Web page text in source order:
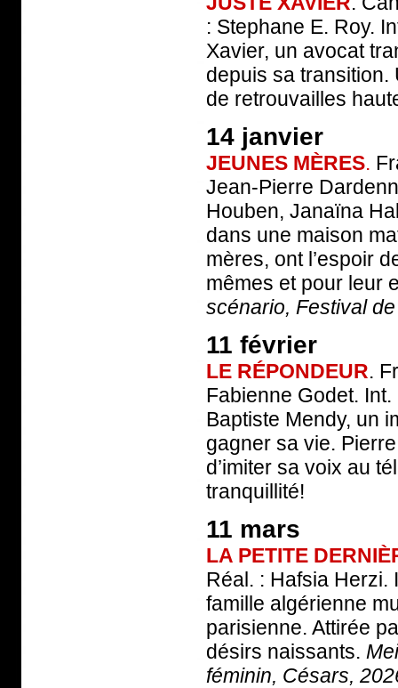
: Stephane E. Roy.
Xavier, un avocat
depuis sa transition.
de retrouvailles
14 janvier
JEUNES MÈRES.
Jean-Pierre
Houben, Janaïna
dans une maison
mères, ont l’espoir
mêmes et pour leur
scénario, Festival
11 février
LE RÉPONDEUR.
Fabienne Godet.
Baptiste Mendy, un
gagner sa vie.
d’imiter sa voix au
tranquillité!
11 mars
LA PETITE
Réal. : Hafsia Herzi.
famille algérienne
parisienne. Attirée
désirs naissants.
féminin, Césars,